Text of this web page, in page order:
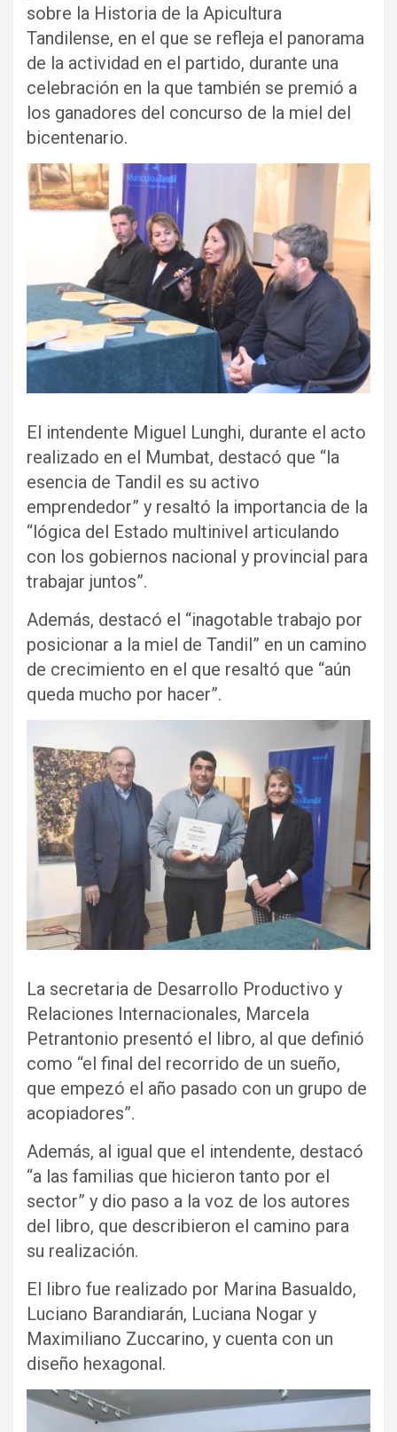
sobre la Historia de la Apicultura
Tandilense, en el que se refleja el panorama
de la actividad en el partido, durante una
celebración en la que también se premió a
los ganadores del concurso de la miel del
bicentenario.
El intendente Miguel Lunghi, durante el acto
realizado en el Mumbat, destacó que “la
esencia de Tandil es su activo
emprendedor” y resaltó la importancia de la
“lógica del Estado multinivel articulando
con los gobiernos nacional y provincial para
trabajar juntos”.
Además, destacó el “inagotable trabajo por
posicionar a la miel de Tandil” en un camino
de crecimiento en el que resaltó que “aún
queda mucho por hacer”.
La secretaria de Desarrollo Productivo y
Relaciones Internacionales, Marcela
Petrantonio presentó el libro, al que definió
como “el final del recorrido de un sueño,
que empezó el año pasado con un grupo de
acopiadores”.
Además, al igual que el intendente, destacó
“a las familias que hicieron tanto por el
sector” y dio paso a la voz de los autores
del libro, que describieron el camino para
su realización.
El libro fue realizado por Marina Basualdo,
Luciano Barandiarán, Luciana Nogar y
Maximiliano Zuccarino, y cuenta con un
diseño hexagonal.